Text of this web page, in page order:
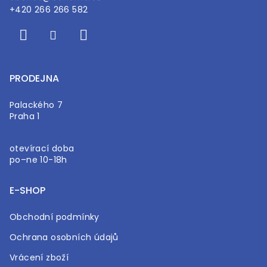
+420 266 266 582
PRODEJNA
Palackého 7
Praha 1
otevírací doba
po–ne 10-18h
E-SHOP
Obchodní podmínky
Ochrana osobních údajů
Vrácení zboží